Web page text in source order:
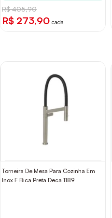
R$ 405,90
R$ 273,90 cada
Torneira De Mesa Para Cozinha Em
Inox E Bica Preta Deca 1189